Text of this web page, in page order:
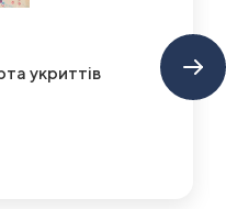
укриттів